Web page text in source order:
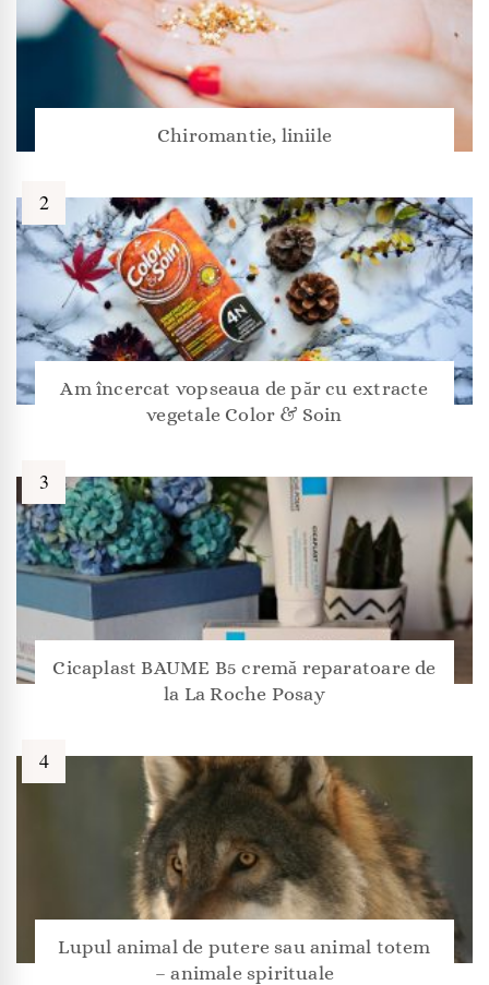
Chiromantie, liniile
Am încercat vopseaua de păr cu extracte
vegetale Color & Soin
Cicaplast BAUME B5 cremă reparatoare de
la La Roche Posay
Lupul animal de putere sau animal totem
– animale spirituale